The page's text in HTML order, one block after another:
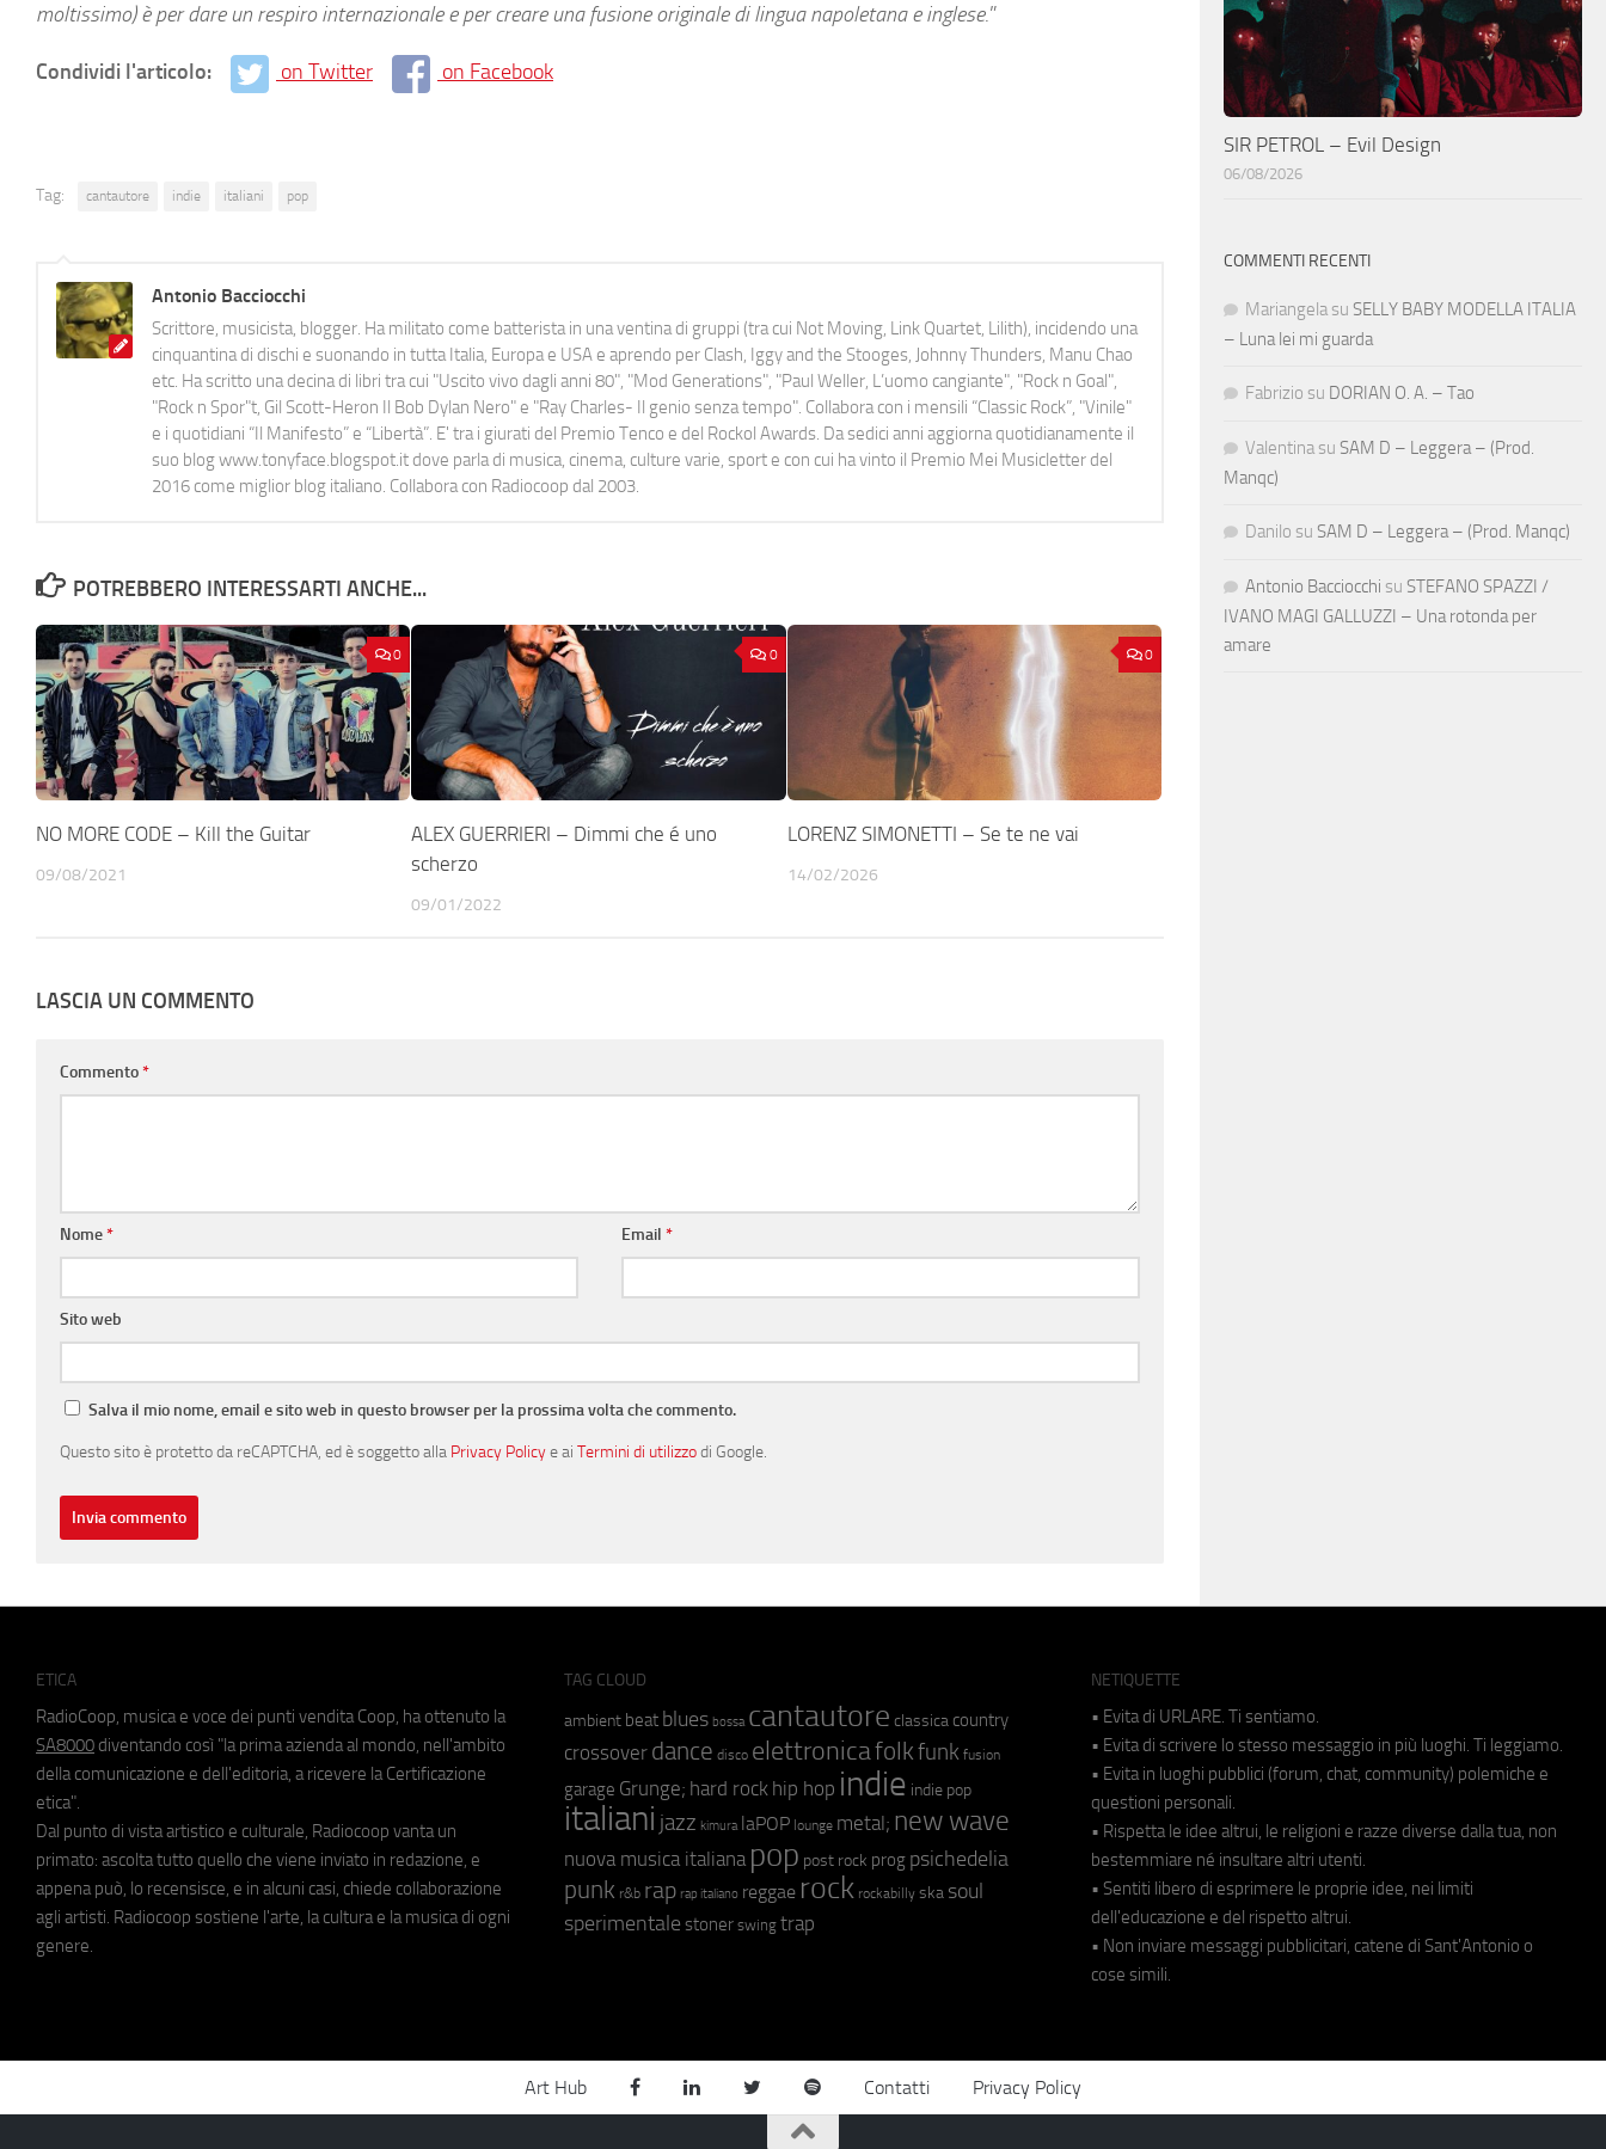
moltissimo) è per dare un respiro internazionale e per creare una fusione originale di lingua napoletana e inglese.”
Condividi l'articolo: on Twitter on Facebook
Tag: cantautore indie italiani pop
Antonio Bacciocchi
Scrittore, musicista, blogger. Ha militato come batterista in una ventina di gruppi (tra cui Not Moving, Link Quartet, Lilith), incidendo una
cinquantina di dischi e suonando in tutta Italia, Europa e USA e aprendo per Clash, Iggy and the Stooges, Johnny Thunders, Manu Chao
etc. Ha scritto una decina di libri tra cui "Uscito vivo dagli anni 80", "Mod Generations", "Paul Weller, L’uomo cangiante", "Rock n Goal",
"Rock n Spor"t, Gil Scott-Heron Il Bob Dylan Nero" e "Ray Charles- Il genio senza tempo". Collabora con i mensili “Classic Rock”, "Vinile"
e i quotidiani “Il Manifesto” e “Libertà”. E' tra i giurati del Premio Tenco e del Rockol Awards. Da sedici anni aggiorna quotidianamente il
suo blog www.tonyface.blogspot.it dove parla di musica, cinema, culture varie, sport e con cui ha vinto il Premio Mei Musicletter del
2016 come miglior blog italiano. Collabora con Radiocoop dal 2003.
POTREBBERO INTERESSARTI ANCHE...
0
NO MORE CODE – Kill the Guitar
09/08/2021
0
ALEX GUERRIERI – Dimmi che é uno
scherzo
09/01/2022
0
LORENZ SIMONETTI – Se te ne vai
14/02/2026
LASCIA UN COMMENTO
Commento*
Nome* Email*
Sito web
Salva il mio nome, email e sito web in questo browser per la prossima volta che commento.
Questo sito è protetto da reCAPTCHA, ed è soggetto alla Privacy Policye ai Termini di utilizzodi Google.
SIR PETROL – Evil Design
06/08/2026
COMMENTI RECENTI
Mariangela su SELLY BABY MODELLA ITALIA
– Luna lei mi guarda
Fabrizio su DORIAN O. A. – Tao
Valentina su SAM D – Leggera – (Prod.
Manqc)
Danilo su SAM D – Leggera – (Prod. Manqc)
Antonio Bacciocchi su STEFANO SPAZZI /
IVANO MAGI GALLUZZI – Una rotonda per
amare
ETICA
RadioCoop, musica e voce dei punti vendita Coop, ha ottenuto la
SA8000 diventando così "la prima azienda al mondo, nell'ambito
della comunicazione e dell'editoria, a ricevere la Certificazione
etica".
Dal punto di vista artistico e culturale, Radiocoop vanta un
primato: ascolta tutto quello che viene inviato in redazione, e
appena può, lo recensisce, e in alcuni casi, chiede collaborazione
agli artisti. Radiocoop sostiene l'arte, la cultura e la musica di ogni
genere.
TAG CLOUD
ambient beat blues bossa cantautore classica country
crossover dance disco elettronicafolkfunk fusion
garage Grunge; hard rock hip hop indie indie pop
italiani jazz kimura laPOP lounge metal; new wave
nuova musica italiana pop post rock prog psichedelia
punk r&b rap rap italiano reggae rock rockabilly ska soul
sperimentale stoner swing trap
NETIQUETTE
• Evita di URLARE. Ti sentiamo.
• Evita di scrivere lo stesso messaggio in più luoghi. Ti leggiamo.
• Evita in luoghi pubblici (forum, chat, community) polemiche e
questioni personali.
• Rispetta le idee altrui, le religioni e razze diverse dalla tua, non
bestemmiare né insultare altri utenti.
• Sentiti libero di esprimere le proprie idee, nei limiti
dell'educazione e del rispetto altrui.
• Non inviare messaggi pubblicitari, catene di Sant'Antonio o
cose simili.
Art Hub Contatti Privacy Policy